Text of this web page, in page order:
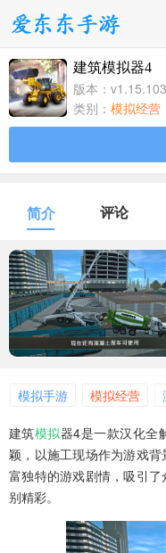
手游分类
卡牌回合
1百+款手游
体育竞速
1百+款手游
音乐舞蹈
1百+款手游
建筑模拟器4
版本：
类别： 模拟经营
简介 评论
模拟手游 模拟经营
建筑模拟器4是一款汉化全
颖，以施工现场作为游戏
富独特的游戏剧情，吸引
别精彩。